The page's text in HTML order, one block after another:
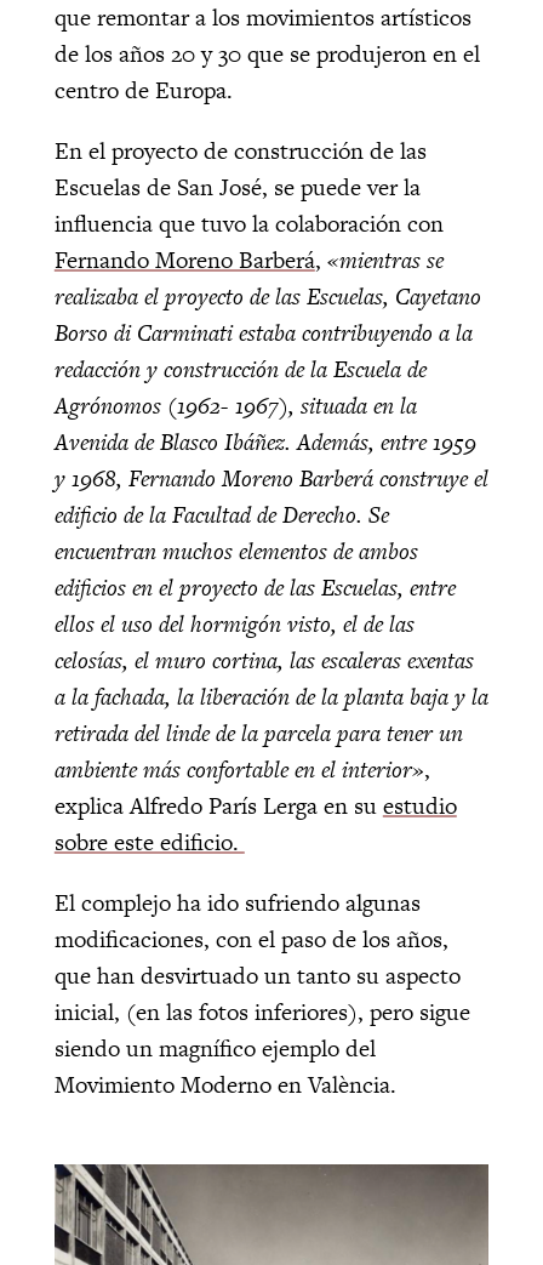
que remontar a los movimientos artísticos
de los años 20 y 30 que se produjeron en el
centro de Europa.
En el proyecto de construcción de las
Escuelas de San José, se puede ver la
influencia que tuvo la colaboración con
Fernando Moreno Barberá, «mientras se
realizaba el proyecto de las Escuelas, Cayetano
Borso di Carminati estaba contribuyendo a la
redacción y construcción de la Escuela de
Agrónomos (1962- 1967), situada en la
Avenida de Blasco Ibáñez. Además, entre 1959
y 1968, Fernando Moreno Barberá construye el
edificio de la Facultad de Derecho. Se
encuentran muchos elementos de ambos
edificios en el proyecto de las Escuelas, entre
ellos el uso del hormigón visto, el de las
celosías, el muro cortina, las escaleras exentas
a la fachada, la liberación de la planta baja y la
retirada del linde de la parcela para tener un
ambiente más confortable en el interior»,
explica Alfredo París Lerga en suestudio
sobre este edificio.
El complejo ha ido sufriendo algunas
modificaciones, con el paso de los años,
que han desvirtuado un tanto su aspecto
inicial, (en las fotos inferiores), pero sigue
siendo un magnífico ejemplo del
Movimiento Moderno en València.